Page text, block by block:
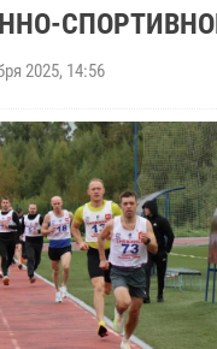
2025, 14:56